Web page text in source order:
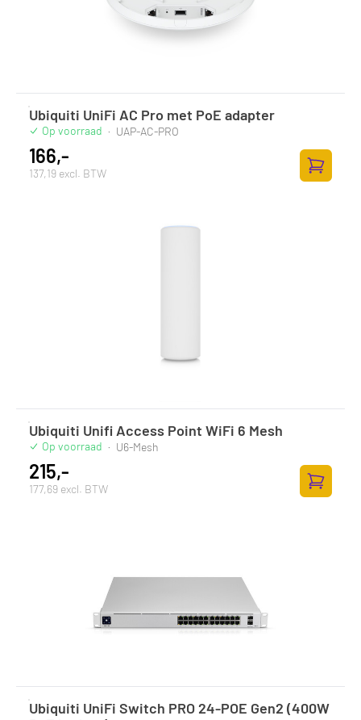
Ubiquiti UniFi AC Pro met PoE adapter
Op voorraad · UAP-AC-PRO
166,-
137,19 excl. BTW
Ubiquiti Unifi Access Point WiFi 6 Mesh
Op voorraad · U6-Mesh
215,-
177,69 excl. BTW
Ubiquiti UniFi Switch PRO 24-POE Gen2 (400W